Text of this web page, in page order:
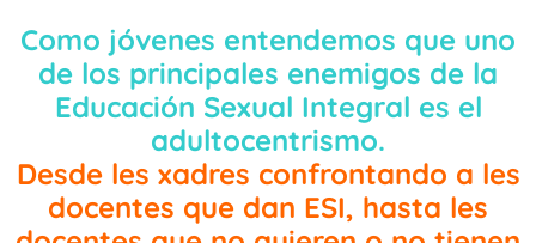
Como jóvenes entendemos que uno
de los principales enemigos de la
Educación Sexual Integral es el
adultocentrismo.
Desde les xadres confrontando a les
docentes que dan ESI, hasta les